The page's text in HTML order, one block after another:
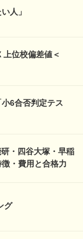
人」
位校偏差値＜
6合否判定テス
・四谷大塚・早稲
・費用と合格力
グ